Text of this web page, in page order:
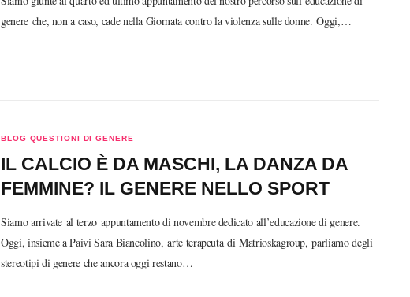
genere che, non a caso, cade nella Giornata contro la violenza sulle donne. Oggi,…
BLOG QUESTIONI DI GENERE
IL CALCIO È DA MASCHI, LA DANZA DA
FEMMINE? IL GENERE NELLO SPORT
Siamo arrivate al terzo appuntamento di novembre dedicato all’educazione di genere.
Oggi, insieme a Paivi Sara Biancolino, arte terapeuta di Matrioskagroup, parliamo degli
stereotipi di genere che ancora oggi restano…